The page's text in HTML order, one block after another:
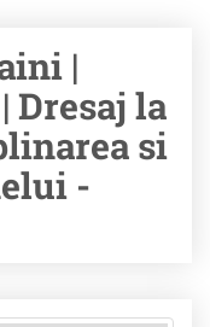
|
Dresaj la
si
-